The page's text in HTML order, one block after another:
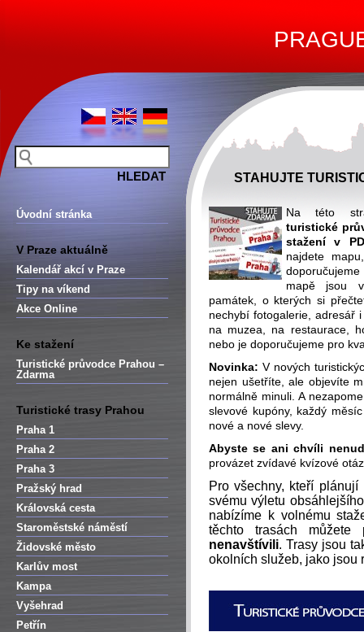
Úvodní stránka
V Praze aktuálně
Kalendář akcí v Praze
Tipy na víkend
Akce Online
Ke stažení
Turistické průvodce Prahou –
Zdarma
Turistické trasy Prahou
Praha 1
Praha 2
Praha 3
Pražský hrad
Královská cesta
Staroměstské náměstí
Židovské město
Karlův most
Kampa
Vyšehrad
Petřín
STAHUJTE
Na této
turistické
stažení v
najdete
mapě jsou
památek, o kterých si
nechybí fotogalerie, adresář
na muzea, na restaurace,
nebo je doporučujeme pro
Novinka: V nových
nejen ušetříte, ale objevíte
normálně minuli. A
slevové kupóny, každý
nové a nové slevy.
Abyste se ani chvíli
provázet zvídavé kvízové
Pro všechny, kteří
svému výletu
nabízíme k volnému
těchto trasách
nenavštívili. Trasy jsou
okolních služeb, jako jsou